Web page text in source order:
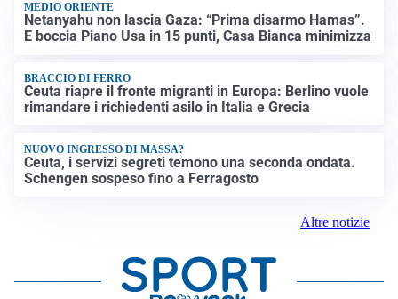
MEDIO ORIENTE
Netanyahu non lascia Gaza: “Prima disarmo Hamas”.
E boccia Piano Usa in 15 punti, Casa Bianca minimizza
BRACCIO DI FERRO
Ceuta riapre il fronte migranti in Europa: Berlino vuole
rimandare i richiedenti asilo in Italia e Grecia
NUOVO INGRESSO DI MASSA?
Ceuta, i servizi segreti temono una seconda ondata.
Schengen sospeso fino a Ferragosto
Altre notizie